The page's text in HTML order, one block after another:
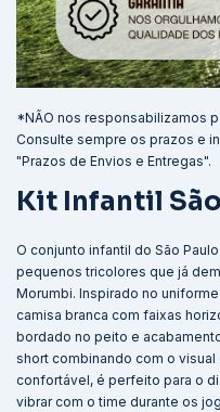
*NÃO nos responsabilizamos
Consulte sempre os prazos e
"Prazos de Envios e Entregas".
Kit Infantil
O conjunto infantil do São
pequenos tricolores que já
Morumbi. Inspirado no
camisa branca com faixas
bordado no peito e
short combinando com o
confortável, é perfeito para o
vibrar com o time durante os